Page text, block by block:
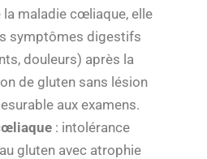
maladie cœliaque, elle
symptômes digestifs
douleurs) après la
de gluten sans lésion
aux examens.
: intolérance
gluten avec atrophie